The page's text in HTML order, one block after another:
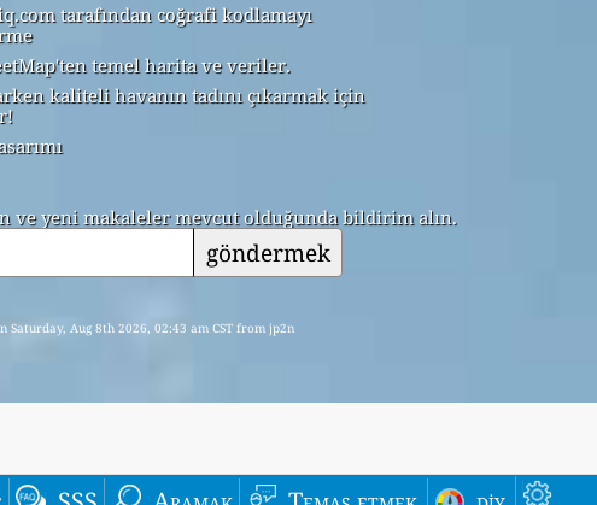
tarafından coğrafi kodlamayı
temel harita ve veriler.
kaliteli havanın tadını çıkarmak için
ve yeni makaleler mevcut olduğunda bildirim alın.
göndermek
Saturday, Aug 8th 2026, 02:43 am CST from jp2n